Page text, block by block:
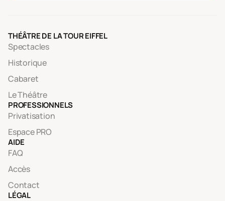
THÉÂTRE DE LA TOUR EIFFEL
Spectacles
Historique
Cabaret
Le Théâtre
PROFESSIONNELS
Privatisation
Espace PRO
AIDE
FAQ
Accès
Contact
LÉGAL